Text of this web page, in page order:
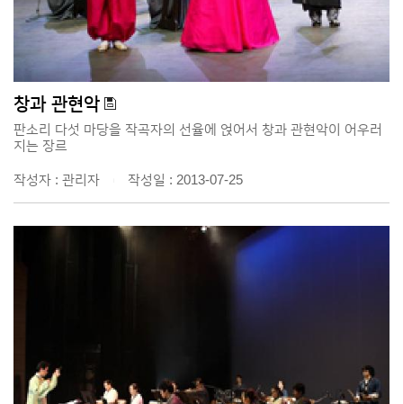
창과 관현악
판소리 다섯 마당을 작곡자의 선율에 얹어서 창과 관현악이 어우러
지는 장르
작성자 : 관리자 작성일 : 2013-07-25